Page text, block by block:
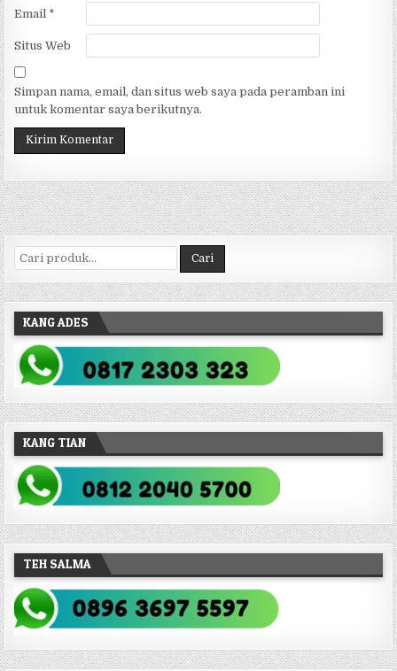
Email *
Situs Web
Simpan nama, email, dan situs web saya pada peramban ini
untuk komentar saya berikutnya.
Pencarian untuk: Cari
KANG ADES
KANG TIAN
TEH SALMA